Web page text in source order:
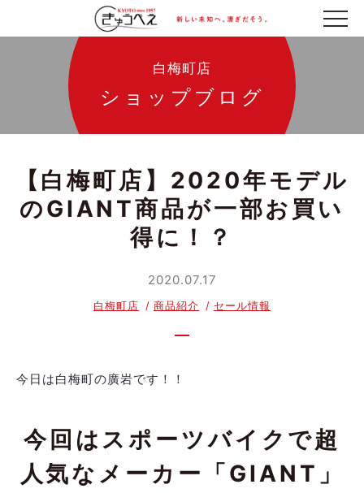
白梅町店
ショップブログ
【白梅町店】2020年モデル
のGIANT商品が一部お買い
得に！？
2020.07.17
白梅町店 商品紹介 セール情報
今日は白梅町の廣岩です！！
今回はスポーツバイクで超
人気なメーカー「GIANT」